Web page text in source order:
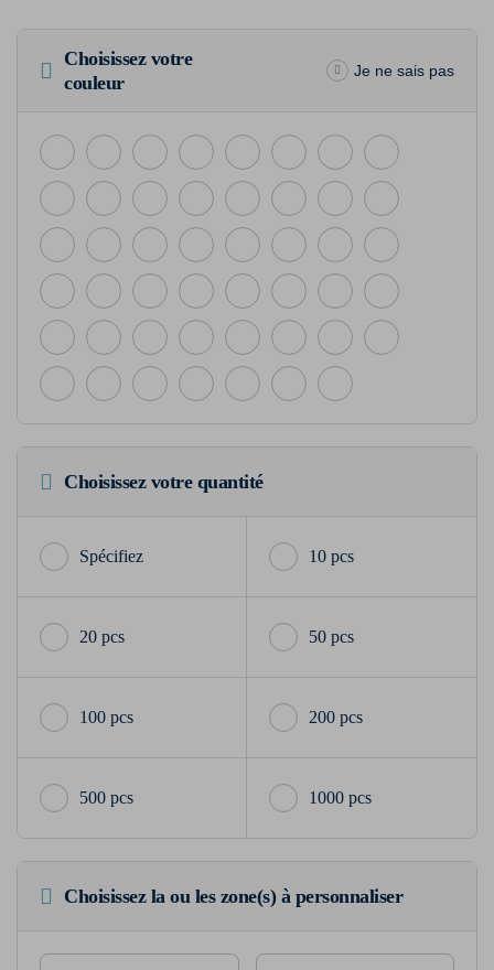
Choisissez votre
couleur
Je ne sais pas
Choisissez votre quantité
10 pcs
20 pcs 50 pcs
100 pcs 200 pcs
500 pcs 1000 pcs
Choisissez la ou les zone(s) à personnaliser